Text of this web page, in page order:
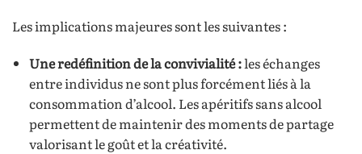
Les implications majeures sont les suivantes :
Une redéfinition de la convivialité :les échanges
entre individus ne sont plus forcément liés à la
consommation d’alcool. Les apéritifs sans alcool
permettent de maintenir des moments de partage
valorisant le goût et la créativité.